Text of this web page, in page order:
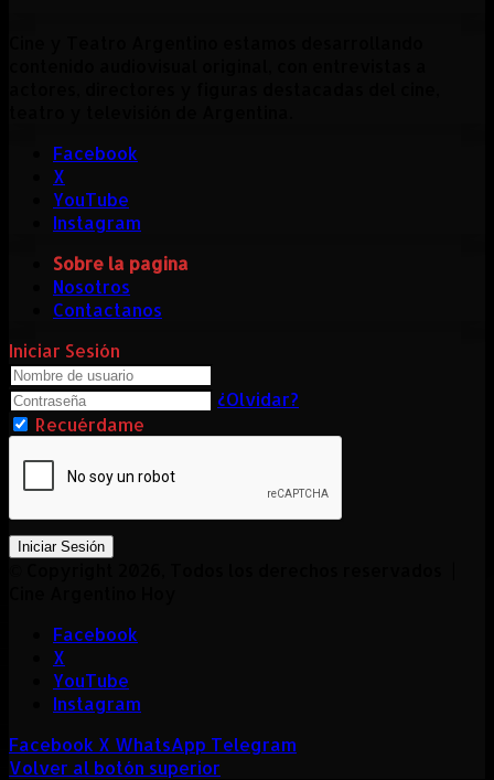
Facebook
X
YouTube
Instagram
Sobre la pagina
Nosotros
Contactanos
Iniciar Sesión
¿Olvidar?
Recuérdame
Iniciar Sesión
Facebook
X
YouTube
Instagram
Facebook X WhatsApp Telegram
Volver al botón superior